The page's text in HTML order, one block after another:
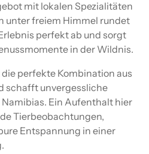
mit lokalen Spezialitäten
unter freiem Himmel rundet
perfekt ab und sorgt
in der Wildnis.
perfekte Kombination aus
schafft unvergessliche
Ein Aufenthalt hier
Tierbeobachtungen,
Entspannung in einer